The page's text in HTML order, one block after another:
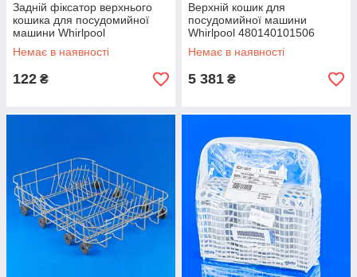
Задній фіксатор верхнього
кошика для посудомийної
машини Whirlpool
481246279981
Немає в наявності
122 ₴
Верхній кошик для
посудомийної машини
Whirlpool 480140101506
Немає в наявності
5 381 ₴